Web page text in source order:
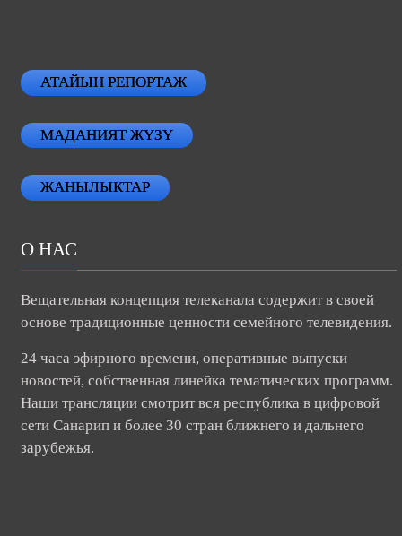
АТАЙЫН РЕПОРТАЖ
МАДАНИЯТ ЖҮЗҮ
ЖАНЫЛЫКТАР
О НАС
Вещательная концепция телеканала содержит в своей
основе традиционные ценности семейного телевидения.
24 часа эфирного времени, оперативные выпуски
новостей, собственная линейка тематических программ.
Наши трансляции смотрит вся республика в цифровой
сети Санарип и более 30 стран ближнего и дальнего
зарубежья.